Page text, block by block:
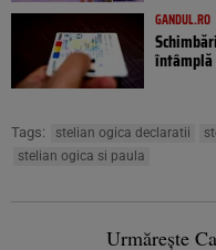
GANDUL.RO
întâmplă
Tags: stelian ogica declaratii
stelian ogica si paula
Urmărește